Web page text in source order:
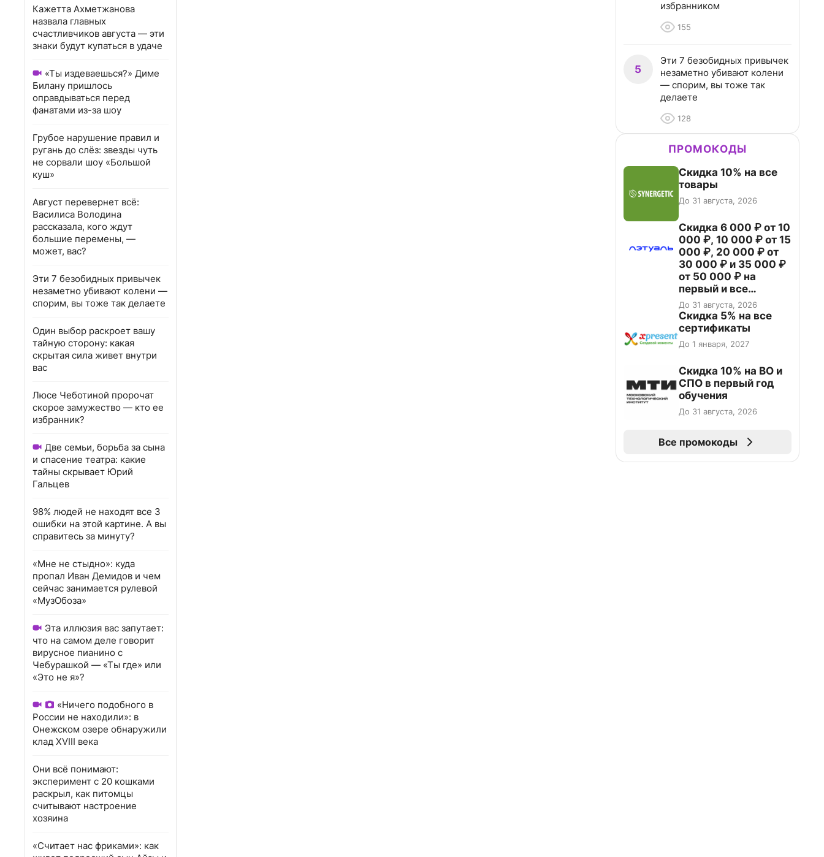
Кажетта Ахметжанова
назвала главных
счастливчиков августа — эти
знаки будут купаться в удаче
«Ты издеваешься?» Диме
Билану пришлось
оправдываться перед
фанатами из-за шоу
Грубое нарушение правил и
ругань до слёз: звезды чуть
не сорвали шоу «Большой
куш»
Август перевернет всё:
Василиса Володина
рассказала, кого ждут
большие перемены, —
может, вас?
Эти 7 безобидных привычек
незаметно убивают колени —
спорим, вы тоже так делаете
Один выбор раскроет вашу
тайную сторону: какая
скрытая сила живет внутри
вас
Люсе Чеботиной пророчат
скорое замужество — кто ее
избранник?
Две семьи, борьба за сына
и спасение театра: какие
тайны скрывает Юрий
Гальцев
98% людей не находят все 3
ошибки на этой картине. А вы
справитесь за минуту?
«Мне не стыдно»: куда
пропал Иван Демидов и чем
сейчас занимается рулевой
«МузОбоза»
Эта иллюзия вас запутает:
что на самом деле говорит
вирусное пианино с
Чебурашкой — «Ты где» или
«Это не я»?
«Ничего подобного в
России не находили»: в
Онежском озере обнаружили
клад XVIII века
Они всё понимают:
эксперимент с 20 кошками
раскрыл, как питомцы
считывают настроение
хозяина
«Считает нас фриками»: как
избранником
155
5
Эти 7 безобидных привычек
незаметно убивают колени
— спорим, вы тоже так
делаете
128
ПРОМОКОДЫ
Скидка 10% на все
товары
До 31 августа, 2026
Скидка 6 000 ₽ от 10
000 ₽, 10 000 ₽ от 15
000 ₽, 20 000 ₽ от
30 000 ₽ и 35 000 ₽
от 50 000 ₽ на
первый и все
повторные заказы по
промокоду НАБЕРИ
До 31 августа, 2026
Скидка 5% на все
сертификаты
До 1 января, 2027
Скидка 10% на ВО и
СПО в первый год
обучения
До 31 августа, 2026
Все промокоды